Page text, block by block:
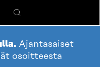
Hae
Ajantasaiset
osoitteesta